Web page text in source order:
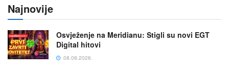
Najnovije
Osvježenje na Meridianu: Stigli su novi EGT
Digital hitovi
08.08.2026.